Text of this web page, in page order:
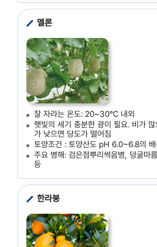
멜론
잘 자라는 온도: 20~30℃ 내외
햇빛의 세기 충분한 광이 필요. 비가
가 낮으면 당도가 떨어짐
토양조건 : 토양산도 pH 6.0~6.8의
주요 병해: 검은점뿌리썩음병, 덩굴마
등
한라봉